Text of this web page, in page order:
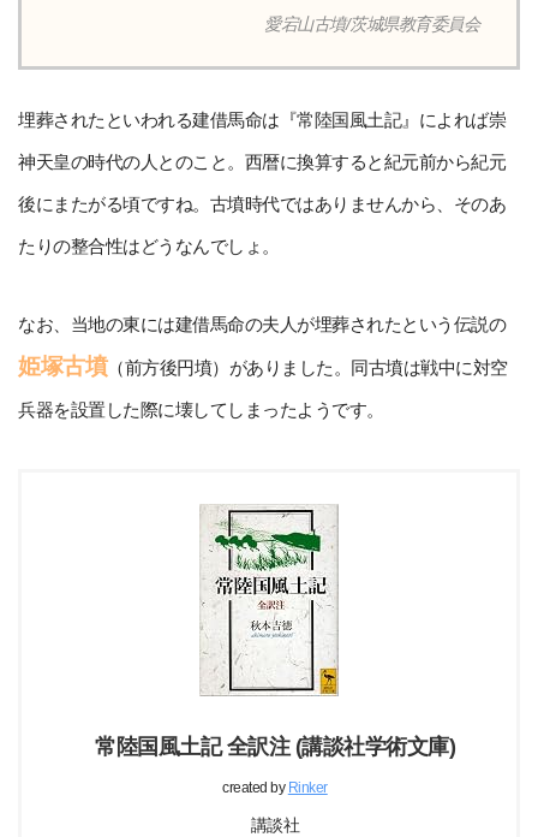
愛宕山古墳/茨城県教育委員会
埋葬されたといわれる建借馬命は『常陸国風土記』によれば崇
神天皇の時代の人とのこと。西暦に換算すると紀元前から紀元
後にまたがる頃ですね。古墳時代ではありませんから、そのあ
たりの整合性はどうなんでしょ。
なお、当地の東には建借馬命の夫人が埋葬されたという伝説の
姫塚古墳（前方後円墳）がありました。同古墳は戦中に対空
兵器を設置した際に壊してしまったようです。
常陸国風土記 全訳注 (講談社学術文庫)
created by Rinker
講談社